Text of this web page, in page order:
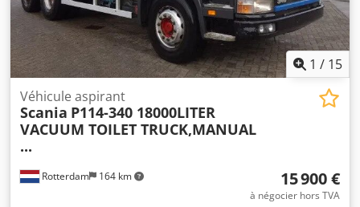
1 / 15
Rotterdam 164 km
Véhicule aspirant
Scania P114-340 18000LITER
VACUUM TOILET TRUCK,MANUAL
...
15 900 €
à négocier hors TVA